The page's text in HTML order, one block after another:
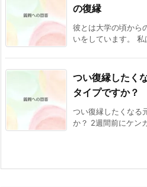
の復縁
彼とは大学の頃から
いをしています。
つい復縁したく
タイプですか？
つい復縁したくなる
か？ 2週間前にケン